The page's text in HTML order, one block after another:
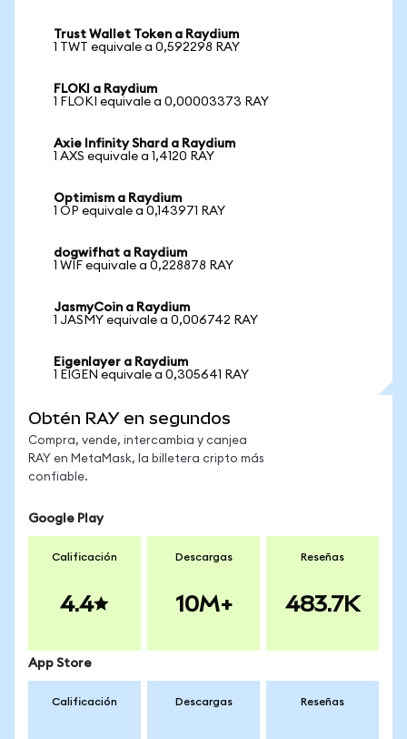
Trust Wallet Token a Raydium
1 TWT equivale a 0,592298 RAY
FLOKI a Raydium
1 FLOKI equivale a 0,00003373 RAY
Axie Infinity Shard a Raydium
1 AXS equivale a 1,4120 RAY
Optimism a Raydium
1 OP equivale a 0,143971 RAY
dogwifhat a Raydium
1 WIF equivale a 0,228878 RAY
JasmyCoin a Raydium
1 JASMY equivale a 0,006742 RAY
Eigenlayer a Raydium
1 EIGEN equivale a 0,305641 RAY
Obtén RAY en segundos
Compra, vende, intercambia y canjea
RAY en MetaMask, la billetera cripto más
confiable.
Google Play
Calificación
4.4
Descargas
10M+
Reseñas
483.7K
App Store
Calificación Descargas Reseñas